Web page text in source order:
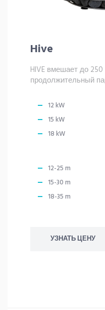
Hive
HIVE вмешает до 250
продолжительный
12 kW
15 kW
18 kW
12-25 m
15-30 m
18-35 m
УЗНАТЬ ЦЕНУ